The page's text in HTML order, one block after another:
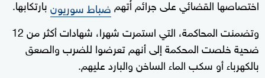
اختصاصها القضائي على جرائم اُتهمضباط سوريونبارتكابها.
وتضمنت ​المحاكمة، التي استمرت شهرا، شهادات أكثر من 12
ضحية خلصت المحكمة إلى أنهم تعرضوا للضرب ‌والصعق
بالكهرباء أو سكب الماء الساخن والبارد عليهم.